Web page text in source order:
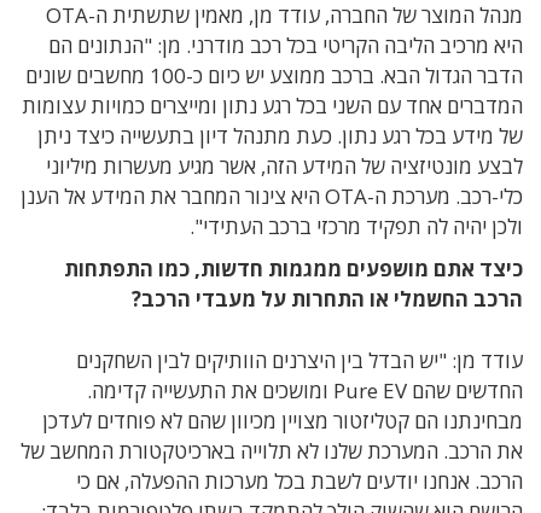
מנהל המוצר של החברה, עודד מן, מאמין שתשתית ה-OTA
היא מרכיב הליבה הקריטי בכל רכב מודרני. מן: "הנתונים הם
הדבר הגדול הבא. ברכב ממוצע יש כיום כ-100 מחשבים שונים
המדברים אחד עם השני בכל רגע נתון ומייצרים כמויות עצומות
של מידע בכל רגע נתון. כעת מתנהל דיון בתעשייה כיצד ניתן
לבצע מונטיזציה של המידע הזה, אשר מגיע מעשרות מיליוני
כלי-רכב. מערכת ה-OTA היא צינור המחבר את המידע אל הענן
ולכן יהיה לה תפקיד מרכזי ברכב העתידי".
כיצד אתם מושפעים ממגמות חדשות, כמו התפתחות
הרכב החשמלי או התחרות על מעבדי הרכב?
עודד מן: "יש הבדל בין היצרנים הוותיקים לבין השחקנים
החדשים שהם Pure EV ומושכים את התעשייה קדימה.
מבחינתנו הם קטליזטור מצויין מכיוון שהם לא פוחדים לעדכן
את הרכב. המערכת שלנו לא תלוייה בארכיטקטורת המחשב של
הרכב. אנחנו יודעים לשבת בכל מערכות ההפעלה, אם כי